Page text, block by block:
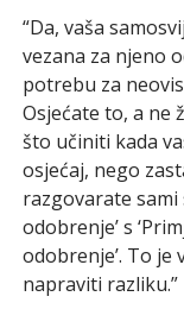
“Da, vaša
vezana za njeno
potrebu za
Osjećate to, a ne
što učiniti kada
osjećaj, nego
razgovarate sami
odobrenje’ s
odobrenje’. To je
napraviti razliku.”